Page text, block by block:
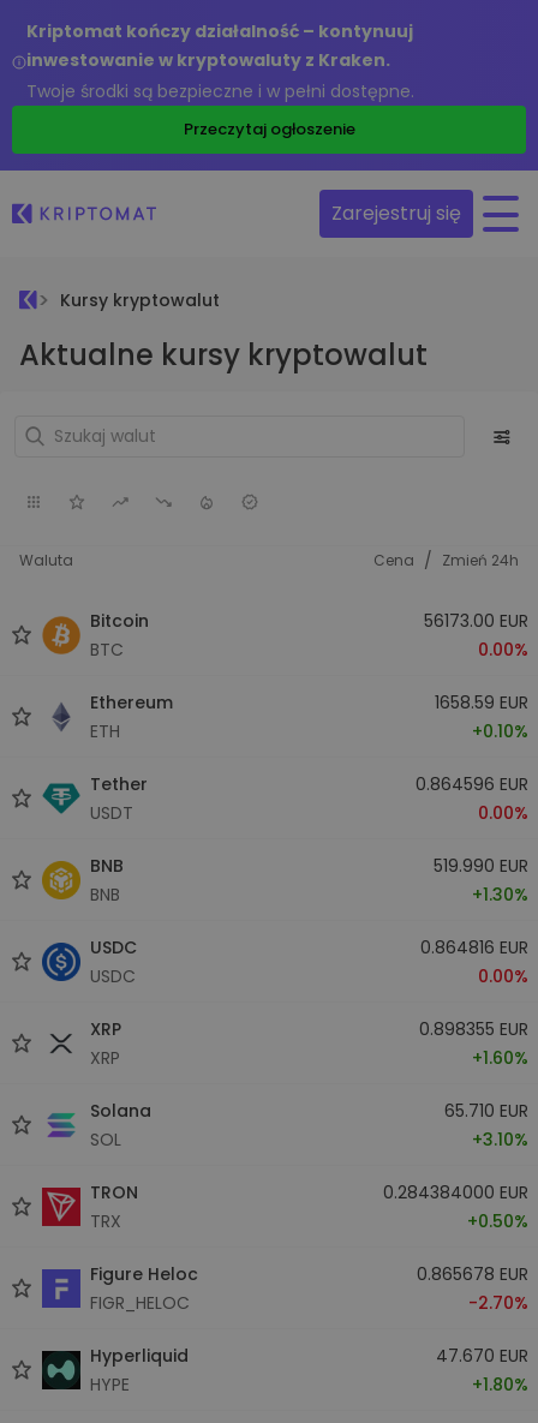
Kriptomat kończy działalność – kontynuuj
inwestowanie w kryptowaluty z Kraken.
Twoje środki są bezpieczne i w pełni dostępne.
Przeczytaj ogłoszenie
Zarejestruj się
Kursy kryptowalut
Aktualne kursy kryptowalut
Waluta Cena / Zmień 24h
Bitcoin
BTC
56173.00 EUR
0.00%
Ethereum
ETH
1658.59 EUR
+0.10%
Tether
USDT
0.864596 EUR
0.00%
BNB
BNB
519.990 EUR
+1.30%
USDC
USDC
0.864816 EUR
0.00%
XRP
XRP
0.898355 EUR
+1.60%
Solana
SOL
65.710 EUR
+3.10%
TRON
TRX
0.284384000 EUR
+0.50%
Figure Heloc
FIGR_HELOC
0.865678 EUR
-2.70%
Hyperliquid
HYPE
47.670 EUR
+1.80%